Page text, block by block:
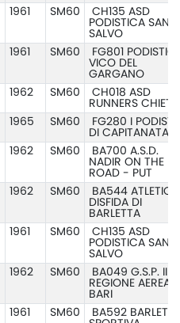
1961 SM60
CH135 ASD
PODISTICA SAN
SALVO
1961 SM60
FG801
VICO DEL
GARGANO
1962 SM60
CH018 ASD
RUNNERS CHIETI
1965 SM60
FG280 I PODISTI
DI CAPITANATA
1962 SM60
BA700 A.S.D.
NADIR ON THE
ROAD - PUT
1962 SM60
BA544 ATLETICA
DISFIDA DI
BARLETTA
1961 SM60
CH135 ASD
PODISTICA SAN
SALVO
1962 SM60
BA049 G.S.P. III
REGIONE AEREA
BARI
1961 SM60
BA592